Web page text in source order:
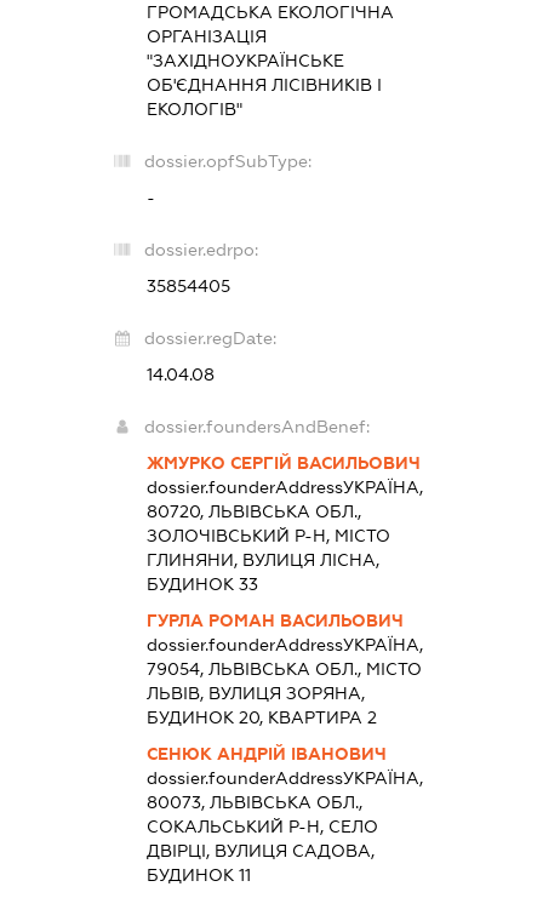
ГРОМАДСЬКА ЕКОЛОГІЧНА
ОРГАНІЗАЦІЯ
"ЗАХІДНОУКРАЇНСЬКЕ
ОБ'ЄДНАННЯ ЛІСІВНИКІВ І
ЕКОЛОГІВ"
dossier.opfSubType:
-
dossier.edrpo:
35854405
dossier.regDate:
14.04.08
dossier.foundersAndBenef:
ЖМУРКО СЕРГІЙ ВАСИЛЬОВИЧ
dossier.founderAddressУКРАЇНА,
80720, ЛЬВІВСЬКА ОБЛ.,
ЗОЛОЧІВСЬКИЙ Р-Н, МІСТО
ГЛИНЯНИ, ВУЛИЦЯ ЛІСНА,
БУДИНОК 33
ГУРЛА РОМАН ВАСИЛЬОВИЧ
dossier.founderAddressУКРАЇНА,
79054, ЛЬВІВСЬКА ОБЛ., МІСТО
ЛЬВІВ, ВУЛИЦЯ ЗОРЯНА,
БУДИНОК 20, КВАРТИРА 2
СЕНЮК АНДРІЙ ІВАНОВИЧ
dossier.founderAddressУКРАЇНА,
80073, ЛЬВІВСЬКА ОБЛ.,
СОКАЛЬСЬКИЙ Р-Н, СЕЛО
ДВІРЦІ, ВУЛИЦЯ САДОВА,
БУДИНОК 11